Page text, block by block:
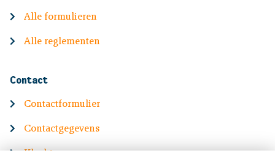
Alle formulieren
Alle reglementen
Contact
Contactformulier
Contactgegevens